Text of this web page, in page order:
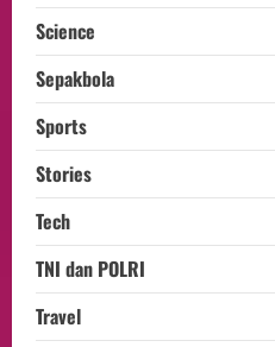
Science
Sepakbola
Sports
Stories
Tech
TNI dan POLRI
Travel